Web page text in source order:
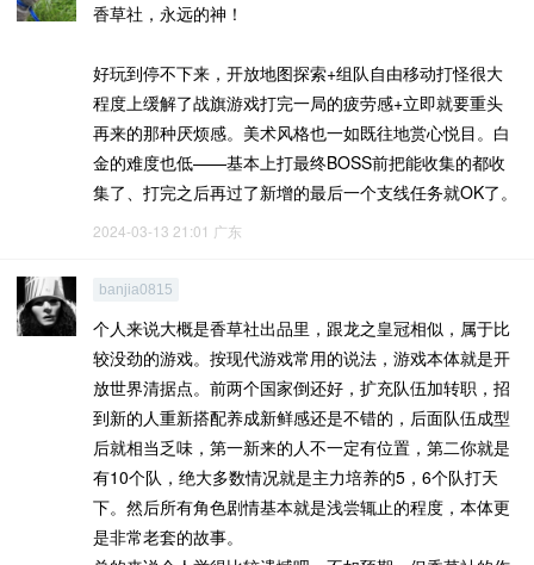
香草社，永远的神！
好玩到停不下来，开放地图探索+组队自由移动打怪很大
程度上缓解了战旗游戏打完一局的疲劳感+立即就要重头
再来的那种厌烦感。美术风格也一如既往地赏心悦目。白
金的难度也低——基本上打最终BOSS前把能收集的都收
集了、打完之后再过了新增的最后一个支线任务就OK了。
2024-03-13 21:01 广东
banjia0815
个人来说大概是香草社出品里，跟龙之皇冠相似，属于比
较没劲的游戏。按现代游戏常用的说法，游戏本体就是开
放世界清据点。前两个国家倒还好，扩充队伍加转职，招
到新的人重新搭配养成新鲜感还是不错的，后面队伍成型
后就相当乏味，第一新来的人不一定有位置，第二你就是
有10个队，绝大多数情况就是主力培养的5，6个队打天
下。然后所有角色剧情基本就是浅尝辄止的程度，本体更
是非常老套的故事。